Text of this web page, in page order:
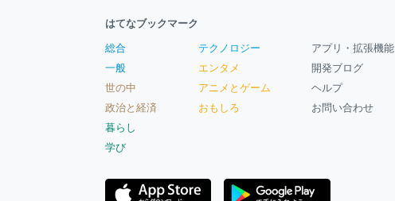
はてなブックマーク
総合
一般
世の中
政治と経済
暮らし
学び
テクノロジー
エンタメ
アニメとゲーム
おもしろ
アプリ・拡張機能
開発ブログ
ヘルプ
お問い合わせ